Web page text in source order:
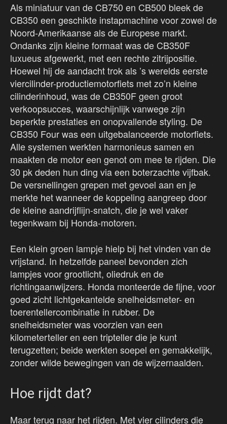
Als miniatuur van de CB750 en CB500 bleek de
CB350 een geschikte instapmachine voor zowel de
Noord-Amerikaanse als de Europese markt.
Ondanks zijn kleine formaat was de CB350F
luxueus afgewerkt, met een rechte zitrijpositie.
Hoewel hij de aandacht trok als ’s werelds eerste
viercilinder-productiemotorfiets met zo’n kleine
cilinderinhoud, was de CB350F geen groot
verkoopsucces, waarschijnlijk vanwege zijn
beperkte prestaties en onopvallende styling. De
CB350 Four was een uitgebalanceerde motorfiets.
Alle systemen werkten harmonieus samen en
maakten de motor een genot om mee te rijden. Die
30 pk deden hun ding via een boterzachte vijfbak.
De versnellingen grepen met gevoel aan en je
merkte het wanneer de koppeling aangreep door
de kleine aandrijflijn-snatch, die je wel vaker
tegenkwam bij Honda-motoren.
Een klein groen lampje hielp bij het vinden van de
vrijstand. In hetzelfde paneel bevonden zich
lampjes voor grootlicht, oliedruk en de
richtingaanwijzers. Honda monteerde de fijne, voor
goed zicht lichtgekantelde snelheidsmeter- en
toerentellercombinatie in rubber. De
snelheidsmeter was voorzien van een
kilometerteller en een tripteller die je kunt
terugzetten; beide werkten soepel en gemakkelijk,
zonder wilde bewegingen van de wijzernaalden.
Hoe rijdt dat?
Maar terug naar het rijden. Met vier cilinders die